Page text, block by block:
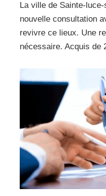
La ville de Sainte-
nouvelle consultation
revivre ce lieux. Une
nécessaire. Acquis de